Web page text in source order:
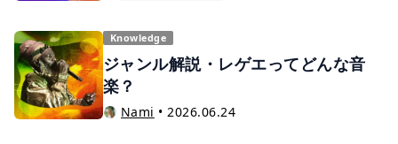
Knowledge
ジャンル解説・レゲエってどんな音
楽？
Nami •2026.06.24